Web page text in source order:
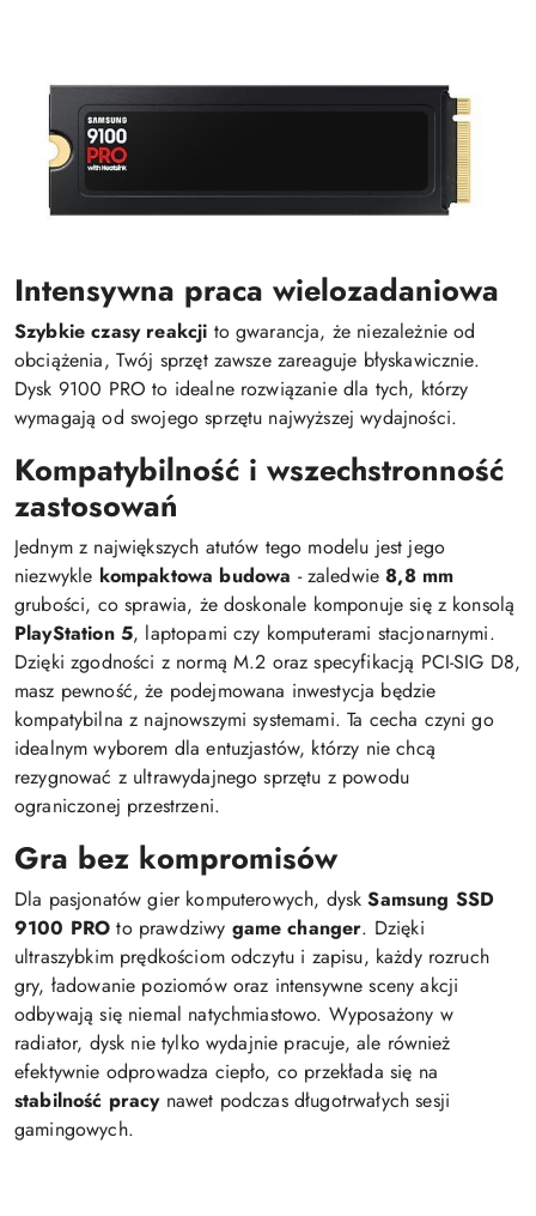
Intensywna praca wielozadaniowa
Szybkie czasy reakcji to gwarancja, że niezależnie od
obciążenia, Twój sprzęt zawsze zareaguje błyskawicznie.
Dysk 9100 PRO to idealne rozwiązanie dla tych, którzy
wymagają od swojego sprzętu najwyższej wydajności.
Kompatybilność i wszechstronność
zastosowań
Jednym z największych atutów tego modelu jest jego
niezwykle kompaktowa budowa - zaledwie8,8 mm
grubości, co sprawia, że doskonale komponuje się z konsolą
PlayStation 5, laptopami czy komputerami stacjonarnymi.
Dzięki zgodności z normą M.2 oraz specyfikacją PCI-SIG D8,
masz pewność, że podejmowana inwestycja będzie
kompatybilna z najnowszymi systemami. Ta cecha czyni go
idealnym wyborem dla entuzjastów, którzy nie chcą
rezygnować z ultrawydajnego sprzętu z powodu
ograniczonej przestrzeni.
Gra bez kompromisów
Dla pasjonatów gier komputerowych, dyskSamsung SSD
9100 PRO to prawdziwy game changer. Dzięki
ultraszybkim prędkościom odczytu i zapisu, każdy rozruch
gry, ładowanie poziomów oraz intensywne sceny akcji
odbywają się niemal natychmiastowo. Wyposażony w
radiator, dysk nie tylko wydajnie pracuje, ale również
efektywnie odprowadza ciepło, co przekłada się na
stabilność pracynawet podczas długotrwałych sesji
gamingowych.